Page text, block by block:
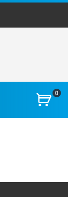
0